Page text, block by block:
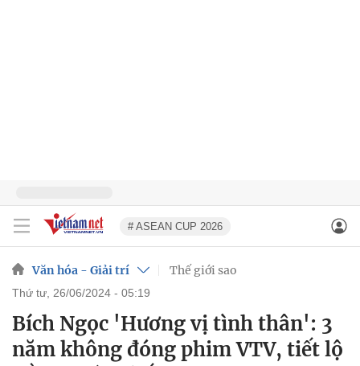
# ASEAN CUP 2026
Văn hóa - Giải trí Thế giới sao
thứ tư, 26/06/2024 - 05:19
Bích Ngọc 'Hương vị tình thân': 3
năm không đóng phim VTV, tiết lộ